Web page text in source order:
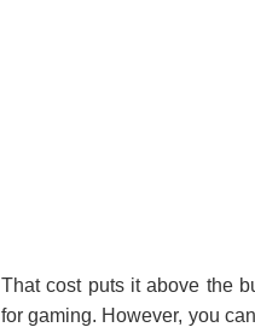
That cost puts it above the
for gaming. However, you